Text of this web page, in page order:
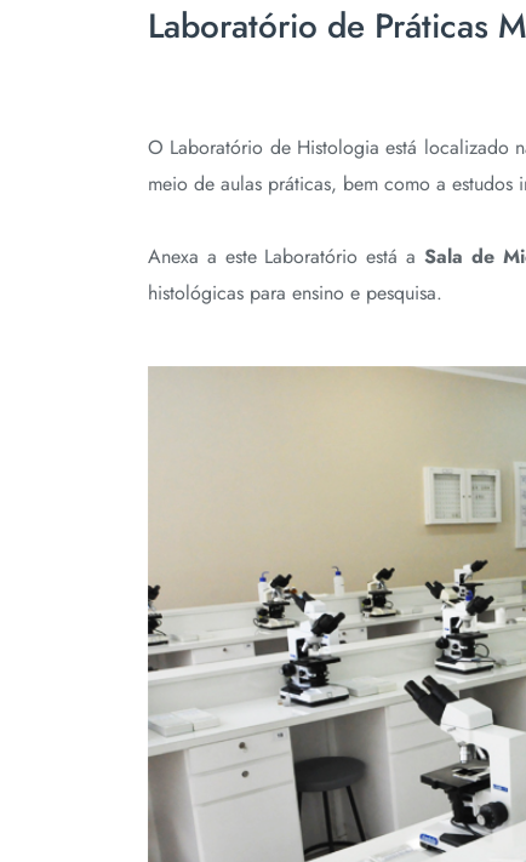
Laboratório de Práticas
O Laboratório de Histologia está localizado
meio de aulas práticas, bem como a estudos
Anexa a este Laboratório está a Sala de
histológicas para ensino e pesquisa.